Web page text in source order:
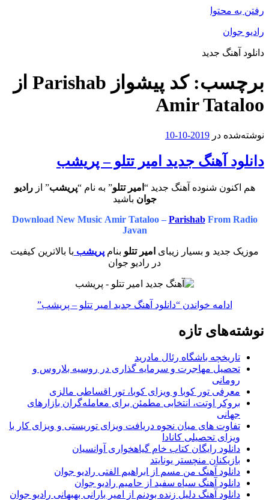
رفتن به محتوا
رادیو جوان
دانلود آهنگ جدید
برچسب:
کد پیشواز Parishab از
Amir Tataloo
نوشته‌شده در 2019-10-10
دانلود آهنگ جدید امیر تتلو – پریشب
هم اکنون شنوده آهنگ جدید “ امیر تتلو” به نام “پریشب” ازرادیو
جوان باشید
Download New Music Amir Tataloo – ParishabFrom Radio
Javan
موزیک جدید و بسیار زیبای امیر تتلو بنام پریشب با بالاترین کیفیت
در رادیو جوان
ادامه خواندن “دانلود آهنگ جدید امیر تتلو – پریشب”
نوشته‌های تازه
تاریخچه باشگاه رئال مادرید
تحصیل مهاجرت و سرمایه گذاری در روسیه بلاروس و
رومانی
معرفی تور کوبا و ویزای کوبا، تور اقساطی مالزی
بروکر اوتت، انتخابی مطمئن برای معامله‌گران بازارهای
جهانی
تفاوت های میان نحوه دریافت ویزای توریستی و ویزای کار با
ویزای تحصیلی کانادا
دانلود رایگان کتاب خام گیاهخواری آوانسیان
بازیکنان منچستر یونایتد
دانلود آهنگ من مسم از ابراهیم الفتی رادیو جوان
دانلود آهنگ سیاه سفید از حامیم رادیو جوان
دانلود آهنگ دلیل زنده بودنم از امیر بارانی بهبهانی رادیو جوان